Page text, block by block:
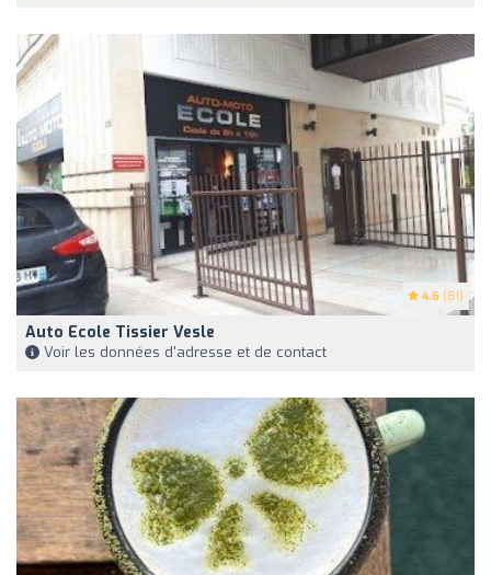
4.6 (81)
Auto Ecole Tissier Vesle
Voir les données d'adresse et de contact